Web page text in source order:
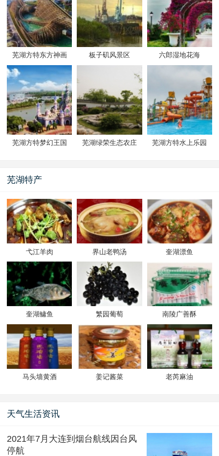
芜湖方特东方神画 板子矶风景区 六郎湿地花海
芜湖方特梦幻王国 芜湖绿荣生态农庄 芜湖方特水上乐园
芜湖特产
弋江羊肉 界山老鸭汤 奎湖漂鱼
奎湖鳙鱼 繁园葡萄 南陵广善酥
马头墙黄酒 姜记酱菜 老芮麻油
天气生活资讯
2021年7月大连到烟台航线因台风
停航